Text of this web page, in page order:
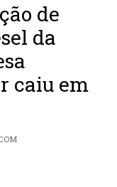
de
da
caiu em